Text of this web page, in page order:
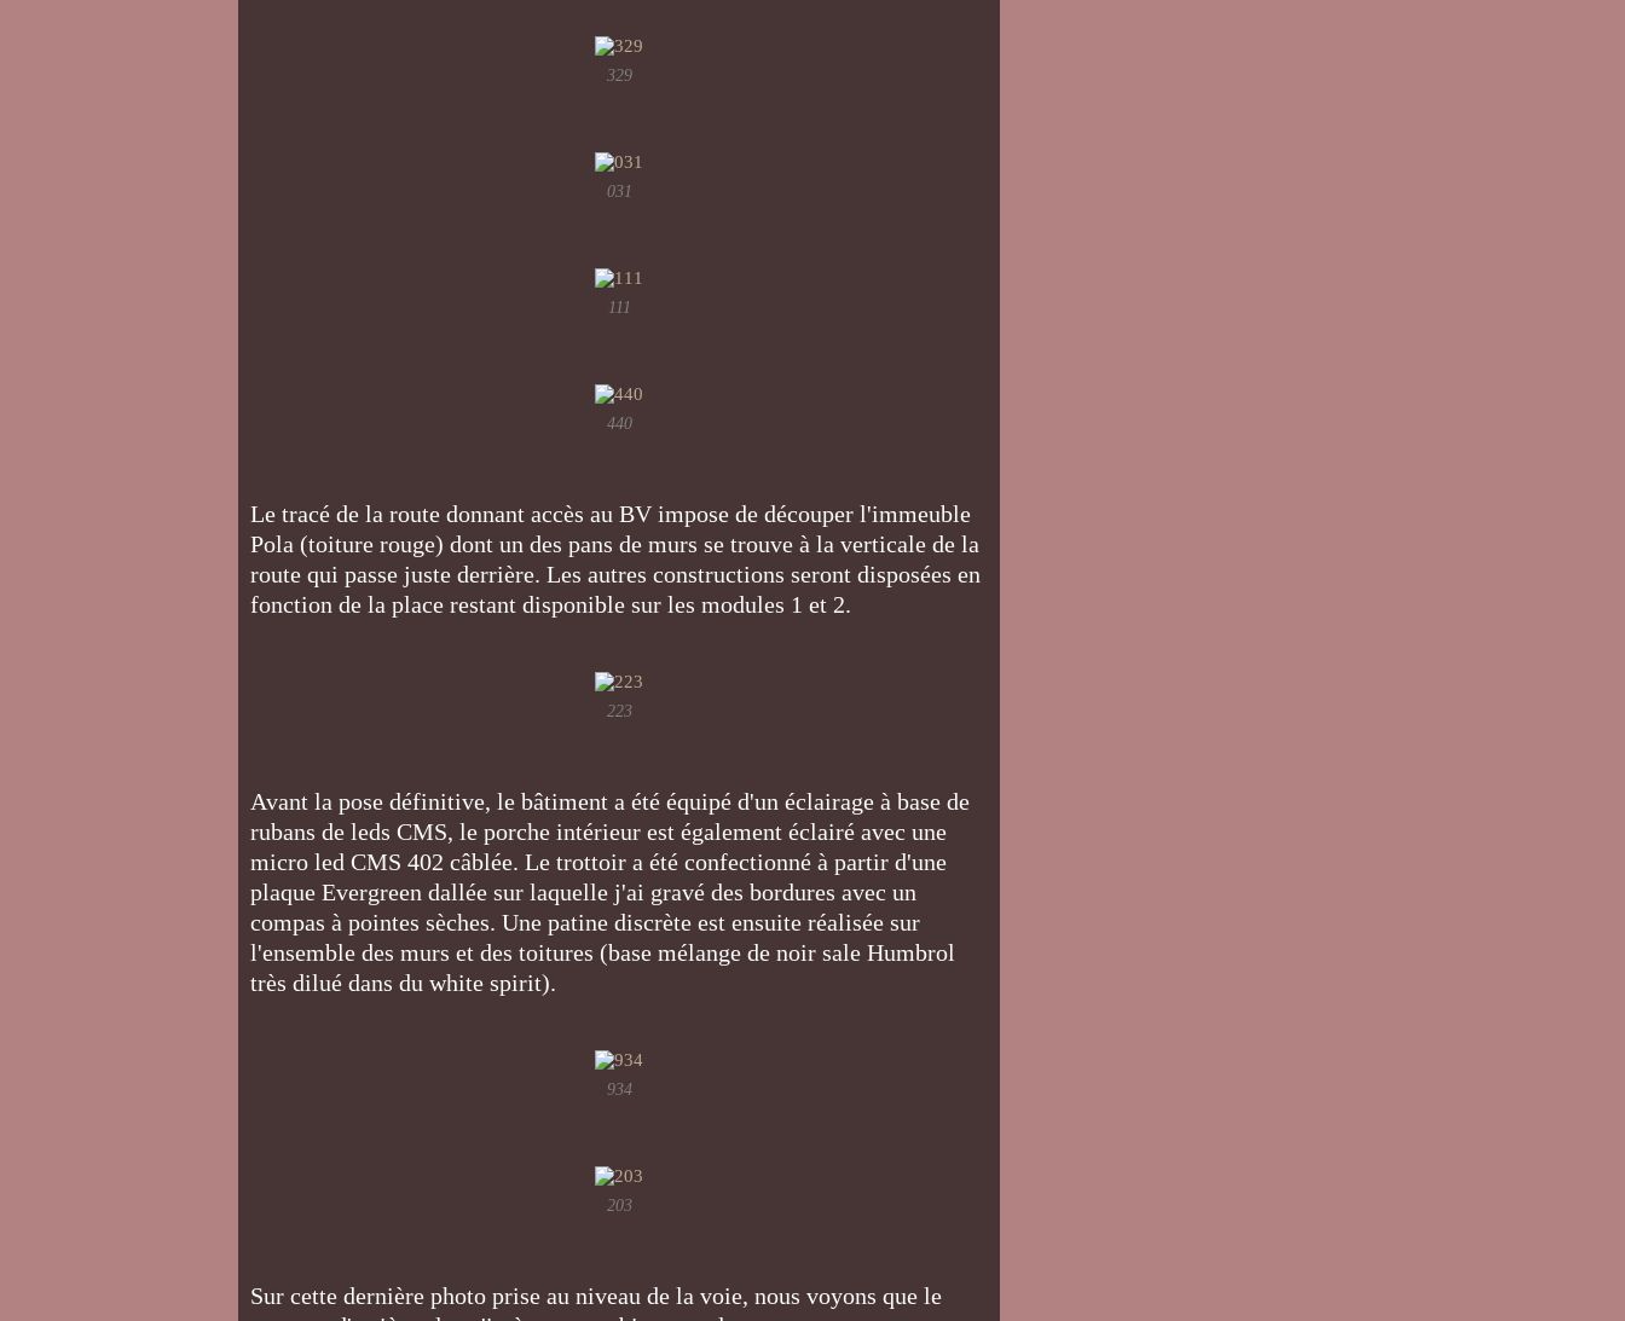
329
031
111
440
Le tracé de la route donnant accès au BV impose de découper l'immeuble
Pola (toiture rouge) dont un des pans de murs se trouve à la verticale de la
route qui passe juste derrière. Les autres constructions seront disposées en
fonction de la place restant disponible sur les modules 1 et 2.
223
Avant la pose définitive, le bâtiment a été équipé d'un éclairage à base de
rubans de leds CMS, le porche intérieur est également éclairé avec une
micro led CMS 402 câblée. Le trottoir a été confectionné à partir d'une
plaque Evergreen dallée sur laquelle j'ai gravé des bordures avec un
compas à pointes sèches. Une patine discrète est ensuite réalisée sur
l'ensemble des murs et des toitures (base mélange de noir sale Humbrol
très dilué dans du white spirit).
934
203
Sur cette dernière photo prise au niveau de la voie, nous voyons que le